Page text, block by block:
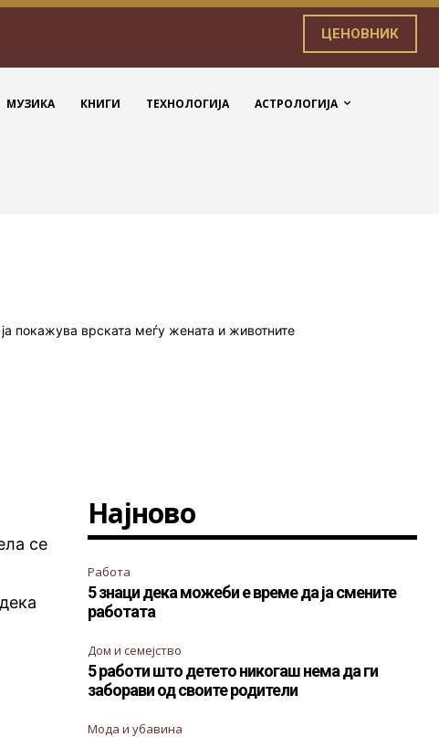
ЦЕНОВНИК
МУЗИКА КНИГИ ТЕХНОЛОГИЈА АСТРОЛОГИЈА
се
Најново
Работа
5 знаци дека можеби е време да ја смените
работата
Дом и семејство
5 работи што детето никогаш нема да ги
заборави од своите родители
Мода и убавина